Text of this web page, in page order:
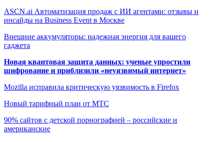
ASCN.ai Автоматизация продаж с ИИ агентами: отзывы и
инсайды на Business Event в Москве
Внешние аккумуляторы: надежная энергия для вашего
гаджета
Новая квантовая защита данных: ученые упростили
шифрование и приблизили «неуязвимый интернет»
Mozilla исправила критическую уязвимость в Firefox
Новый тарифный план от МТС
90% сайтов с детской порнографией – российские и
американские